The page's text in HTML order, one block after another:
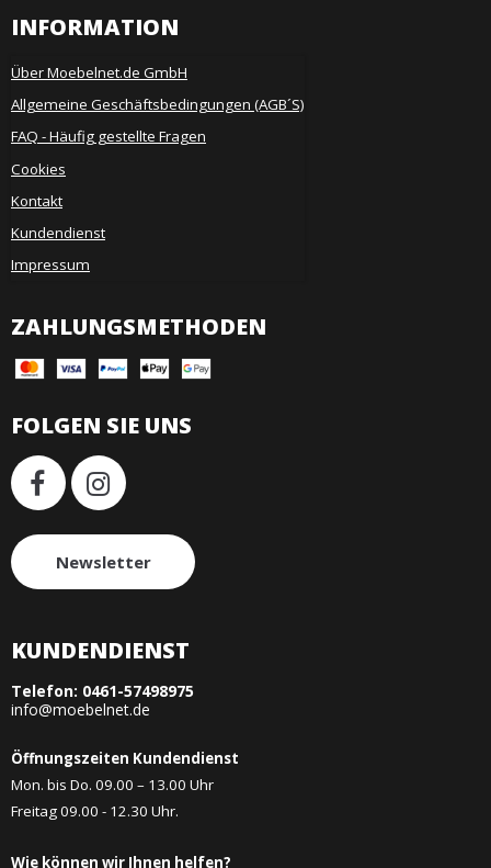
INFORMATION
Über Moebelnet.de GmbH
Allgemeine Geschäftsbedingungen (AGB´S)
FAQ - Häufig gestellte Fragen
Cookies
Kontakt
Kundendienst
Impressum
ZAHLUNGSMETHODEN
FOLGEN SIE UNS
Newsletter
KUNDENDIENST
Telefon: 0461-57498975
info@moebelnet.de
Öffnungszeiten Kundendienst
Mon. bis Do. 09.00 – 13.00 Uhr
Freitag 09.00 - 12.30 Uhr.
Wie können wir Ihnen helfen?